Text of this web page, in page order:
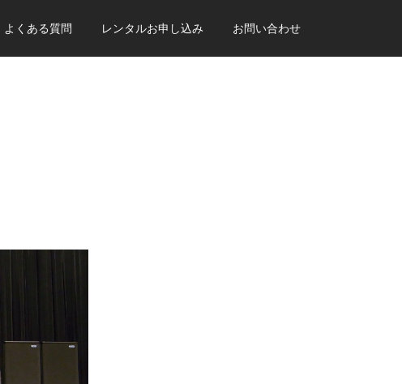
よくある質問 レンタルお申し込み お問い合わせ